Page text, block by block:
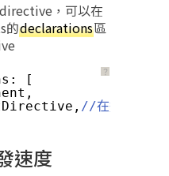
，可以在
的declarations區
？
[
//在這邊加上
速度